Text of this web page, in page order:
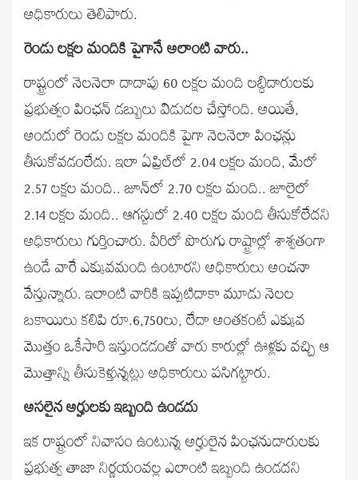
అధికారులు తెలిపారు.
రెండు లక్షల మందికి పైగానే అలాంటి వారు..
రాష్ట్రంలో నెలనెలా దాదాపు 60 లక్షల మంది లబ్ధిదారులకు
ప్రభుత్వం పింఛన్‌ డబ్బులు విడుదల చేస్తోంది. అయితే,
అందులో రెండు లక్షల మందికి పైగా నెలనెలా పింఛన్లు
తీసుకోవడంలేదు. ఇలా ఏప్రిల్‌లో 2.04 లక్షల మంది, మేలో
2.57 లక్షల మంది.. జూన్‌లో 2.70 లక్షల మంది.. జూలైలో
2.14 లక్షల మంది.. ఆగస్టులో 2.40 లక్షల మంది తీసుకోలేదని
అధికారులు గుర్తించారు. వీరిలో పొరుగు రాష్ట్రాల్లో శాశ్వతంగా
ఉండే వారే ఎక్కువమంది ఉంటారని అధికారులు అంచనా
వేస్తున్నారు. ఇలాంటి వారికి ఇప్పటిదాకా మూడు నెలల
బకాయిలు కలిపి రూ.6,750లు, లేదా అంతకంటే ఎక్కువ
మొత్తం ఒకేసారి ఇస్తుండడంతో వారు కారుల్లో ఊళ్లకు వచ్చి ఆ
మొత్తాన్ని తీసుకెళ్తున్నట్లు అధికారులు పసిగట్టారు.
అసలైన అర్హులకు ఇబ్బంది ఉండదు
ఇక రాష్ట్రంలో నివాసం ఉంటున్న అర్హులైన పింఛనుదారులకు
ప్రభుత్వ తాజా నిర్ణయంవల్ల ఎలాంటి ఇబ్బంది ఉండదని